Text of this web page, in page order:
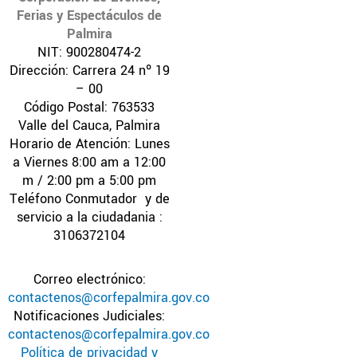
Ferias y Espectáculos de
Palmira
NIT: 900280474-2
Dirección: Carrera 24 nº 19
– 00
Código Postal: 763533
Valle del Cauca, Palmira
Horario de Atención: Lunes
a Viernes 8:00 am a 12:00
m / 2:00 pm a 5:00 pm
Teléfono Conmutador y de
servicio a la ciudadania :
3106372104
Correo electrónico:
contactenos@corfepalmira.gov.co
Notificaciones Judiciales:
contactenos@corfepalmira.gov.co
Política de privacidad y